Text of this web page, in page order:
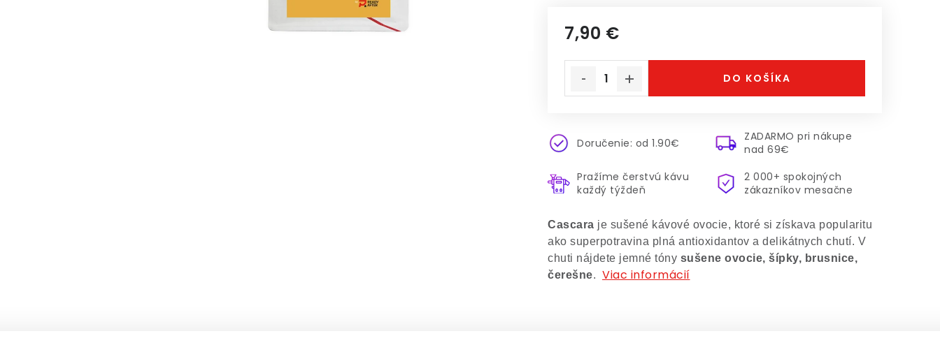
Cascara je sušené kávové ovocie, ktoré si získava popularitu
ako superpotravina plná antioxidantov a delikátnych chutí. V
chuti nájdete jemné tóny sušene ovocie, šípky, brusnice,
čerešne. Viac informácií
7,90 €
DO KOŠÍKA
Doručenie: od 1.90€
ZADARMO pri nákupe
nad 69€
Pražíme čerstvú kávu
každý týždeň
2 000+ spokojných
zákazníkov mesačne